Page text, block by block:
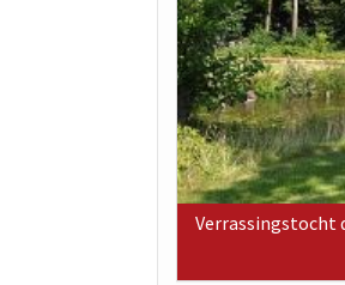
Verrassingstocht